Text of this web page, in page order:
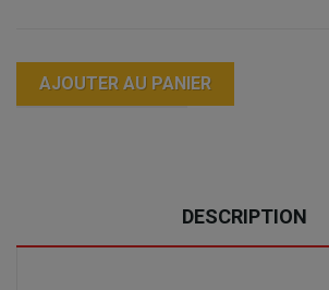
AJOUTER AU PANIER
DESCRIPTION